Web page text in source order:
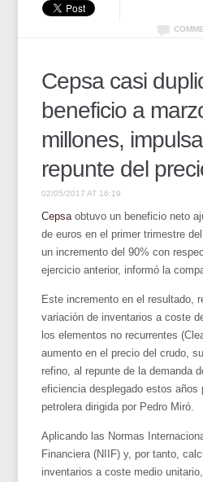
Cepsa casi
beneficio a
millones,
repunte del
02/05/2017 AT 16:19
Cepsaobtuvo un beneficio neto
de euros en el primer trimestre
un incremento del 90% con
ejercicio anterior, informó la
Este incremento en el resultado,
variación de inventarios a coste
los elementos no recurrentes
aumento en el precio del crudo,
refino, al repunte de la demanda
eficiencia desplegado estos años
petrolera dirigida por Pedro Miró.
Aplicando las Normas
Financiera (NIIF) y, por tanto,
inventarios a coste medio